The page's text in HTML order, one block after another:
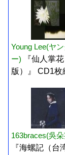
Young Lee(ヤン
ー)
『仙人掌
版）』 CD1枚
163braces(吳
『海螺記（台